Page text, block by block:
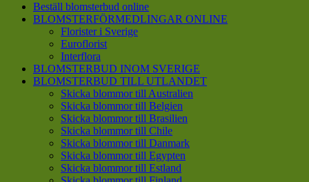
Beställ blomsterbud online
BLOMSTERFÖRMEDLINGAR ONLINE
Florister i Sverige
Euroflorist
Interflora
BLOMSTERBUD INOM SVERIGE
BLOMSTERBUD TILL UTLANDET
Skicka blommor till Australien
Skicka blommor till Belgien
Skicka blommor till Brasilien
Skicka blommor till Chile
Skicka blommor till Danmark
Skicka blommor till Egypten
Skicka blommor till Estland